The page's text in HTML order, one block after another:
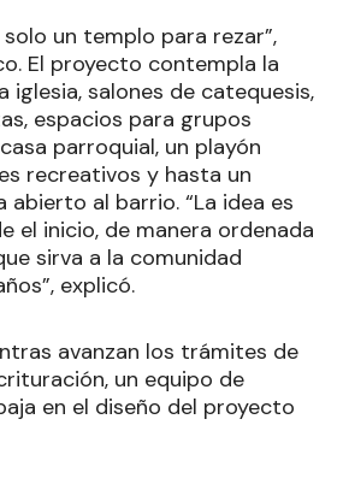
un templo para rezar”,
El proyecto contempla la
iglesia, salones de catequesis,
espacios para grupos
parroquial, un playón
recreativos y hasta un
abierto al barrio. “La idea es
el inicio, de manera ordenada
sirva a la comunidad
explicó.
avanzan los trámites de
un equipo de
en el diseño del proyecto